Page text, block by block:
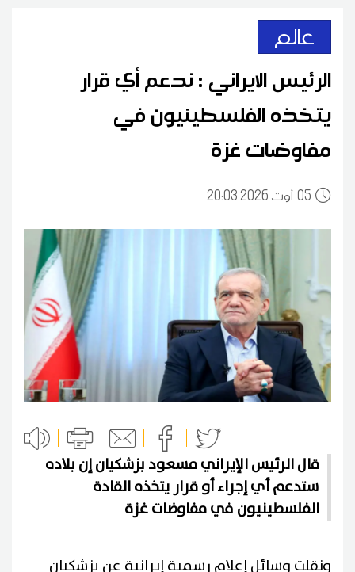
عالم
الرئيس الايراني : ندعم أي قرار
يتخذه الفلسطينيون في
مفاوضات غزة
0520:03 2026 أوت
قال الرئيس الإيراني مسعود ‌بزشكيان إن بلاده
ستدعم أي إجراء أو قرار يتخذه القادة
الفلسطينيون في مفاوضات غزة
و​نقلت وسائل إعلام رسمية إيرانية عن ‌بزشكيان